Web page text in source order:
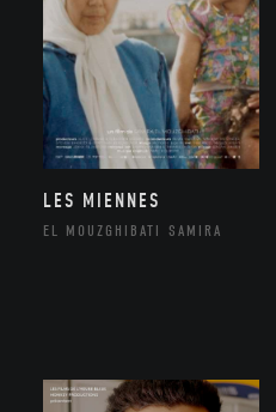
LES MIENNES
EL MOUZGHIBATI SAMIRA